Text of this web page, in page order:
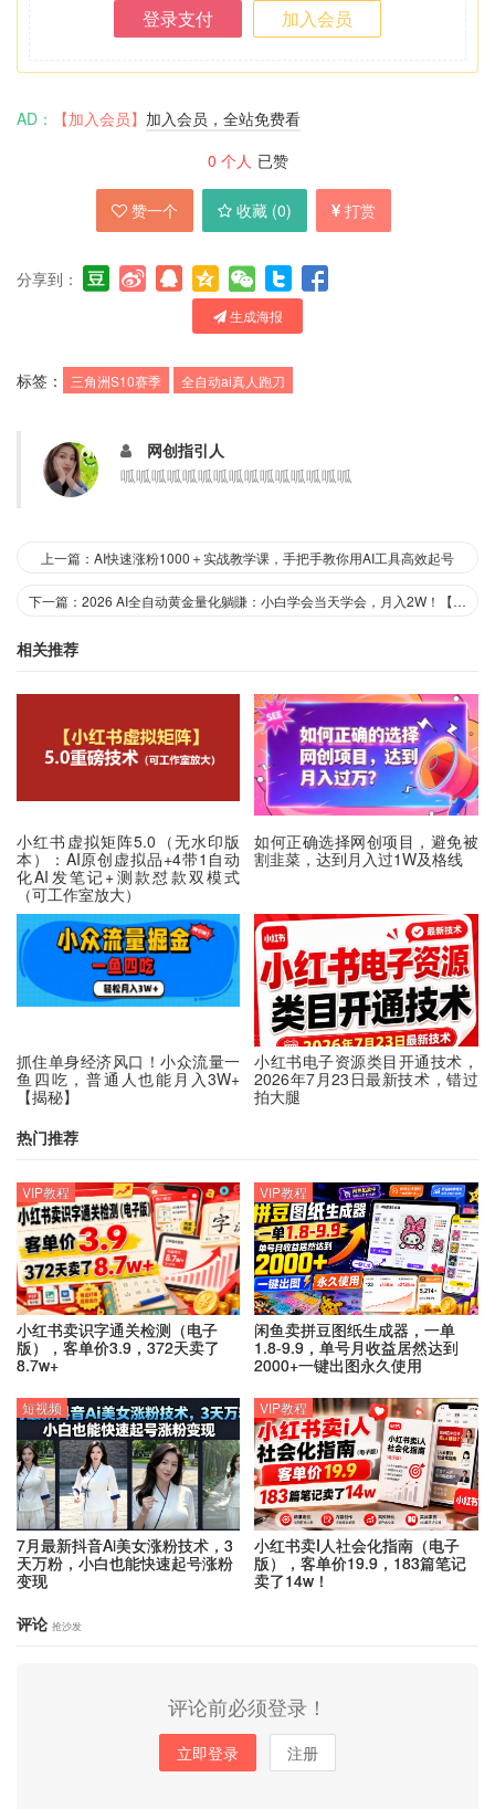
登录支付 加入会员
AD： 【加入会员】 加入会员，全站免费看
0 个人 已赞
赞一个 收藏 (0) 打赏
分享到：
生成海报
标签： 三角洲S10赛季 全自动ai真人跑刀
网创指引人
呱呱呱呱呱呱呱呱呱呱呱呱呱呱呱
上一篇：AI快速涨粉1000＋实战教学课，手把手教你用AI工具高效起号
下一篇：2026 AI全自动黄金量化躺賺：小白学会当天学会，月入2W！【揭秘】
相关推荐
小红书虚拟矩阵5.0（无水印版
本）：AI原创虚拟品+4带1自动
化AI发笔记+测款怼款双模式
（可工作室放大）
如何正确选择网创项目，避免被
割韭菜，达到月入过1W及格线
抓住单身经济风口！小众流量一
鱼四吃，普通人也能月入3W+
【揭秘】
小红书电子资源类目开通技术，
2026年7月23日最新技术，错过
拍大腿
热门推荐
小红书卖识字通关检测（电子
版），客单价3.9，372天卖了
8.7w+
VIP教程
闲鱼卖拼豆图纸生成器，一单
1.8-9.9，单号月收益居然达到
2000+一键出图永久使用
VIP教程
7月最新抖音Ai美女涨粉技术，3
天万粉，小白也能快速起号涨粉
变现
短视频
小红书卖I人社会化指南（电子
版），客单价19.9，183篇笔记
卖了14w！
VIP教程
评论 抢沙发
评论前必须登录！
立即登录 注册